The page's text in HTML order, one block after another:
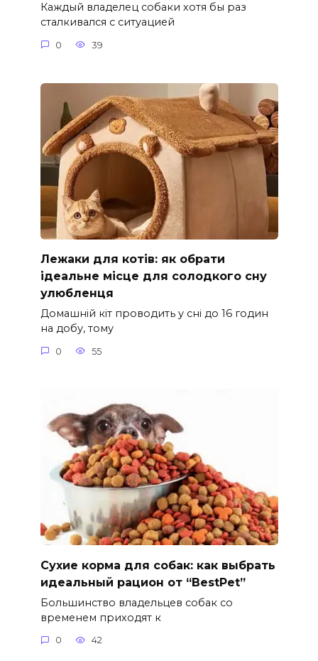
Каждый владелец собаки хотя бы раз
сталкивался с ситуацией
0 39
Лежаки для котів: як обрати
ідеальне місце для солодкого сну
улюбленця
Домашній кіт проводить у сні до 16 годин
на добу, тому
0 55
Сухие корма для собак: как выбрать
идеальный рацион от “BestPet”
Большинство владельцев собак со
временем приходят к
0 42